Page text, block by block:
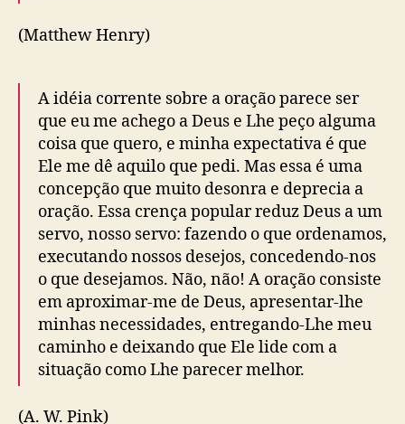
(Matthew Henry)
A idéia corrente sobre a oração parece ser
que eu me achego a Deus e Lhe peço alguma
coisa que quero, e minha expectativa é que
Ele me dê aquilo que pedi. Mas essa é uma
concepção que muito desonra e deprecia a
oração. Essa crença popular reduz Deus a um
servo, nosso servo: fazendo o que ordenamos,
executando nossos desejos, concedendo-nos
o que desejamos. Não, não! A oração consiste
em aproximar-me de Deus, apresentar-lhe
minhas necessidades, entregando-Lhe meu
caminho e deixando que Ele lide com a
situação como Lhe parecer melhor.
(A. W. Pink)